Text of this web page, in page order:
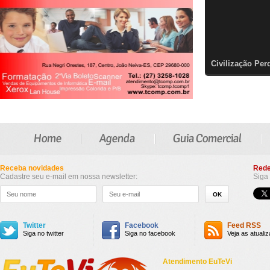
Civilização
Home Agenda Guia Comercial
Receba novidades
Cadastre seu e-mail em nossa newsletter:
Siga
Twitter
Siga no twitter
Facebook
Siga no facebook
Feed RSS
Veja as
Atendimento EuTeVi